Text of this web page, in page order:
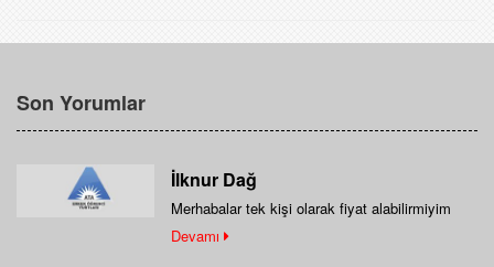
Son Yorumlar
İlknur Dağ
Merhabalar tek kişi olarak fiyat alabilirmiyim
Devamı